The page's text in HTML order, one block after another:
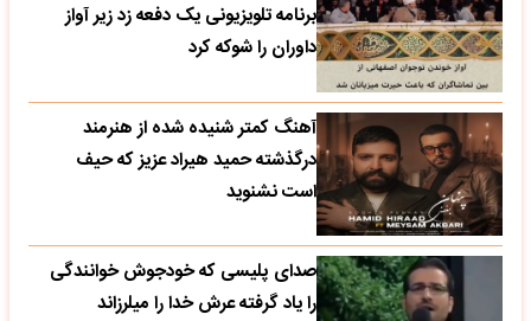
برنامه تلویزیونی یک دفعه زد زیر آواز
داوران را شوکه کرد
آهنگ کمتر شنیده شده از هنرمند
درگذشته حمید هیراد عزیز که حیف
است نشنوید
صدای پلیسی که خودجوش خوانندگی
را یاد گرفته عرش خدا را میلرزاند